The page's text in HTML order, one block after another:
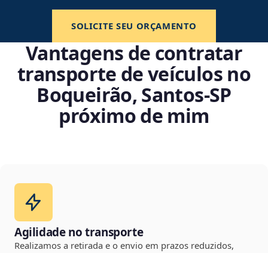
SOLICITE SEU ORÇAMENTO
Vantagens de contratar
transporte de veículos no
Boqueirão, Santos‑SP
próximo de mim
Agilidade no transporte
Realizamos a retirada e o envio em prazos reduzidos,